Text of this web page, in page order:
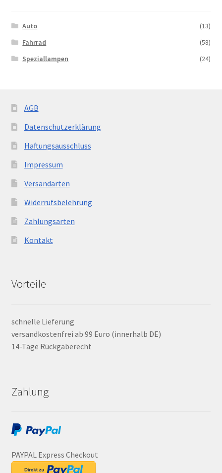
Auto
(13)
Fahrrad
(58)
Speziallampen
(24)
AGB
Datenschutzerklärung
Haftungsausschluss
Impressum
Versandarten
Widerrufsbelehrung
Zahlungsarten
Kontakt
Vorteile
schnelle Lieferung
versandkostenfrei ab 99 Euro (innerhalb DE)
14-Tage Rückgaberecht
Zahlung
PAYPAL Express Checkout